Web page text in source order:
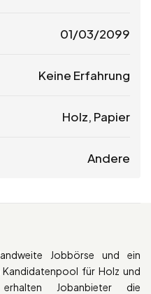
01/03/2099
Keine Erfahrung
Holz, Papier
Andere
Jobbörse und ein
für Holz und
Jobanbieter die